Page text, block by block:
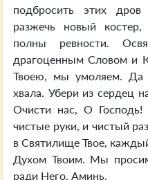
подбросить этих
разжечь новый
полны ревности.
драгоценным Словом и
Твоею, мы умоляем. Да
хвала. Убери из сердец
Очисти нас, О
чистые руки, и чистый
в Святилище Твое,
Духом Твоим. Мы
ради Него. Аминь.